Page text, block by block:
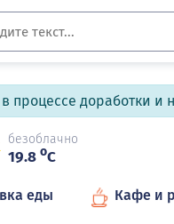
процессе доработки
безоблачно
19.8 oC
еды Кафе и